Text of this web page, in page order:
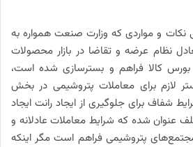
نکات و مواردی که وزارت صنعت همواره به
نظام عرضه و تقاضا در بازار محصولات
بورس کالا فراهم و بسترسازی شده است،
لازم برای معاملات پتروشیمی در بخش
شفاف برای جلوگیری از ایجاد رانت ایجاد
شده که شرایط معاملات عادلانه و
پتروشیمی فراهم است مگر اینکه